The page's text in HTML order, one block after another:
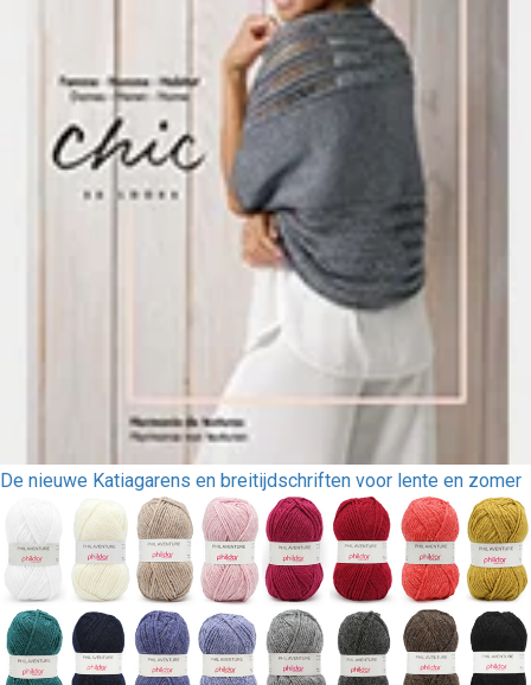
De nieuwe Katiagarens en breitijdschriften voor lente en zomer